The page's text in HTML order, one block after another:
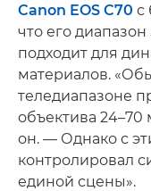
Canon EOS C70 с
что его
подходит для
материалов.
теледиапазоне
объектива
он. — Однако с
контролировал
единой сцены».